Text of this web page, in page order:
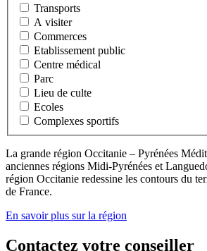
Transports
A visiter
Commerces
Etablissement public
Centre médical
Parc
Lieu de culte
Ecoles
Complexes sportifs
La grande région Occitanie – Pyrénées
anciennes régions Midi-Pyrénées et
région Occitanie redessine les contours du
de France.
En savoir plus sur la région
Contactez votre conseiller